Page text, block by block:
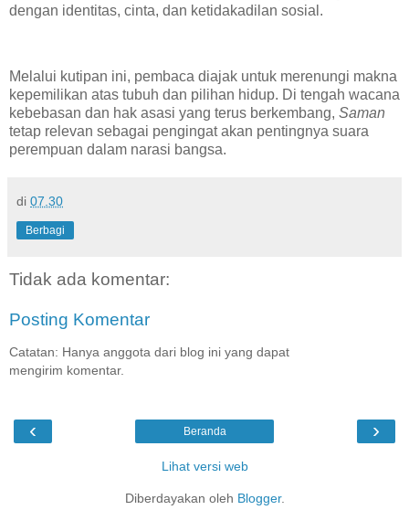
dengan identitas, cinta, dan ketidakadilan sosial.
Melalui kutipan ini, pembaca diajak untuk merenungi makna
kepemilikan atas tubuh dan pilihan hidup. Di tengah wacana
kebebasan dan hak asasi yang terus berkembang, Saman
tetap relevan sebagai pengingat akan pentingnya suara
perempuan dalam narasi bangsa.
di 07.30
Berbagi
Tidak ada komentar:
Posting Komentar
Catatan: Hanya anggota dari blog ini yang dapat
mengirim komentar.
‹ ›
Beranda
Lihat versi web
Diberdayakan oleh Blogger.